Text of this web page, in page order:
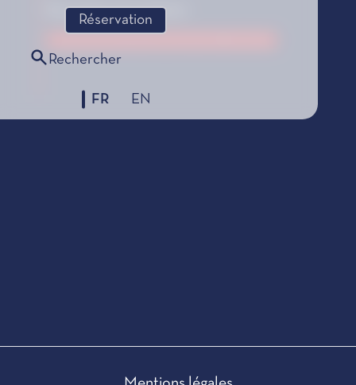
Réservation
Rechercher
FR EN
Pour piano et orchestre